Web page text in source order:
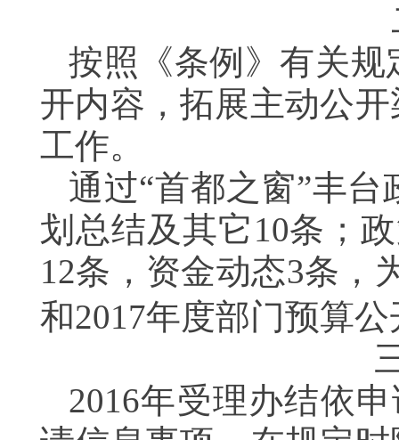
按照《条例》有关
开内容，拓展主动公
工作。
通过“首都之窗”丰
划总结及其它10条；
12条，资金动态3条，
和2017年度部门预算
2016年受理办结依